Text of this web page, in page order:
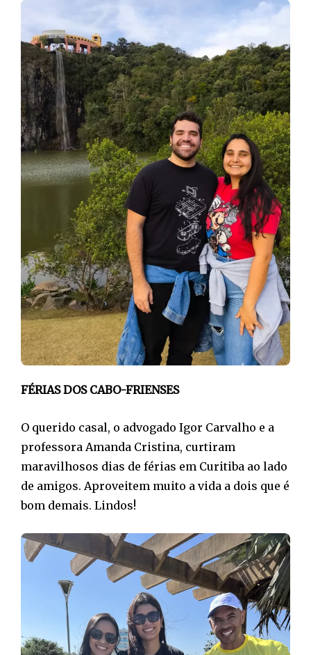
FÉRIAS DOS CABO-FRIENSES
O querido casal, o advogado Igor Carvalho e a
professora Amanda Cristina, curtiram
maravilhosos dias de férias em Curitiba ao lado
de amigos. Aproveitem muito a vida a dois que é
bom demais. Lindos!